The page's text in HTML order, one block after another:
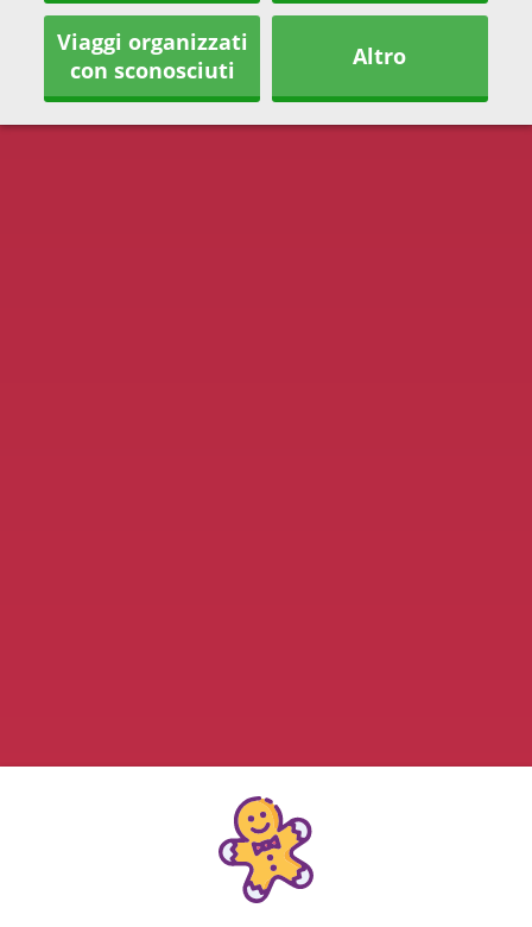
Viaggi organizzati
con sconosciuti
Altro